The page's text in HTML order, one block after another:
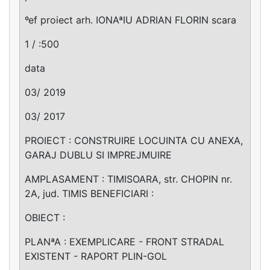
ºef proiect arh. IONAªIU ADRIAN FLORIN scara
1 / :500
data
03/ 2019
03/ 2017
PROIECT : CONSTRUIRE LOCUINTA CU ANEXA,
GARAJ DUBLU SI IMPREJMUIRE
AMPLASAMENT : TIMISOARA, str. CHOPIN nr.
2A, jud. TIMIS BENEFICIARI :
OBIECT :
PLANªA : EXEMPLICARE - FRONT STRADAL
EXISTENT - RAPORT PLIN-GOL